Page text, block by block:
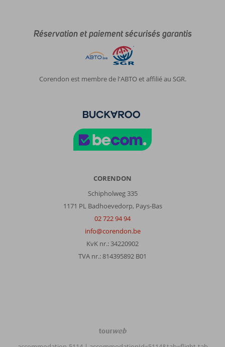
Réservation et paiement sécurisés garantis
Corendon est membre de l'ABTO et affilié au SGR.
CORENDON
Schipholweg 335
1171 PL Badhoevedorp, Pays-Bas
02 722 94 94
info@corendon.be
KvK nr.: 34220902
TVA nr.: 814395892 B01
TourWeb